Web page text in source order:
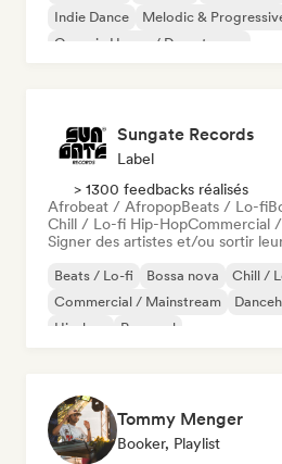
Indie Dance
Melodic &
Organic House / Downtempo
Sungate Records
Label
> 1300 feedbacks réalisés
Afrobeat / AfropopBeats / Lo-fi
Chill / Lo-fi Hip-HopCommercial
Signer des artistes et/ou sortir
Beats / Lo-fi Bossa nova
Chill /
Commercial / Mainstream
Hip-hop
Pop soul
Tommy Menger
Booker, Playlist